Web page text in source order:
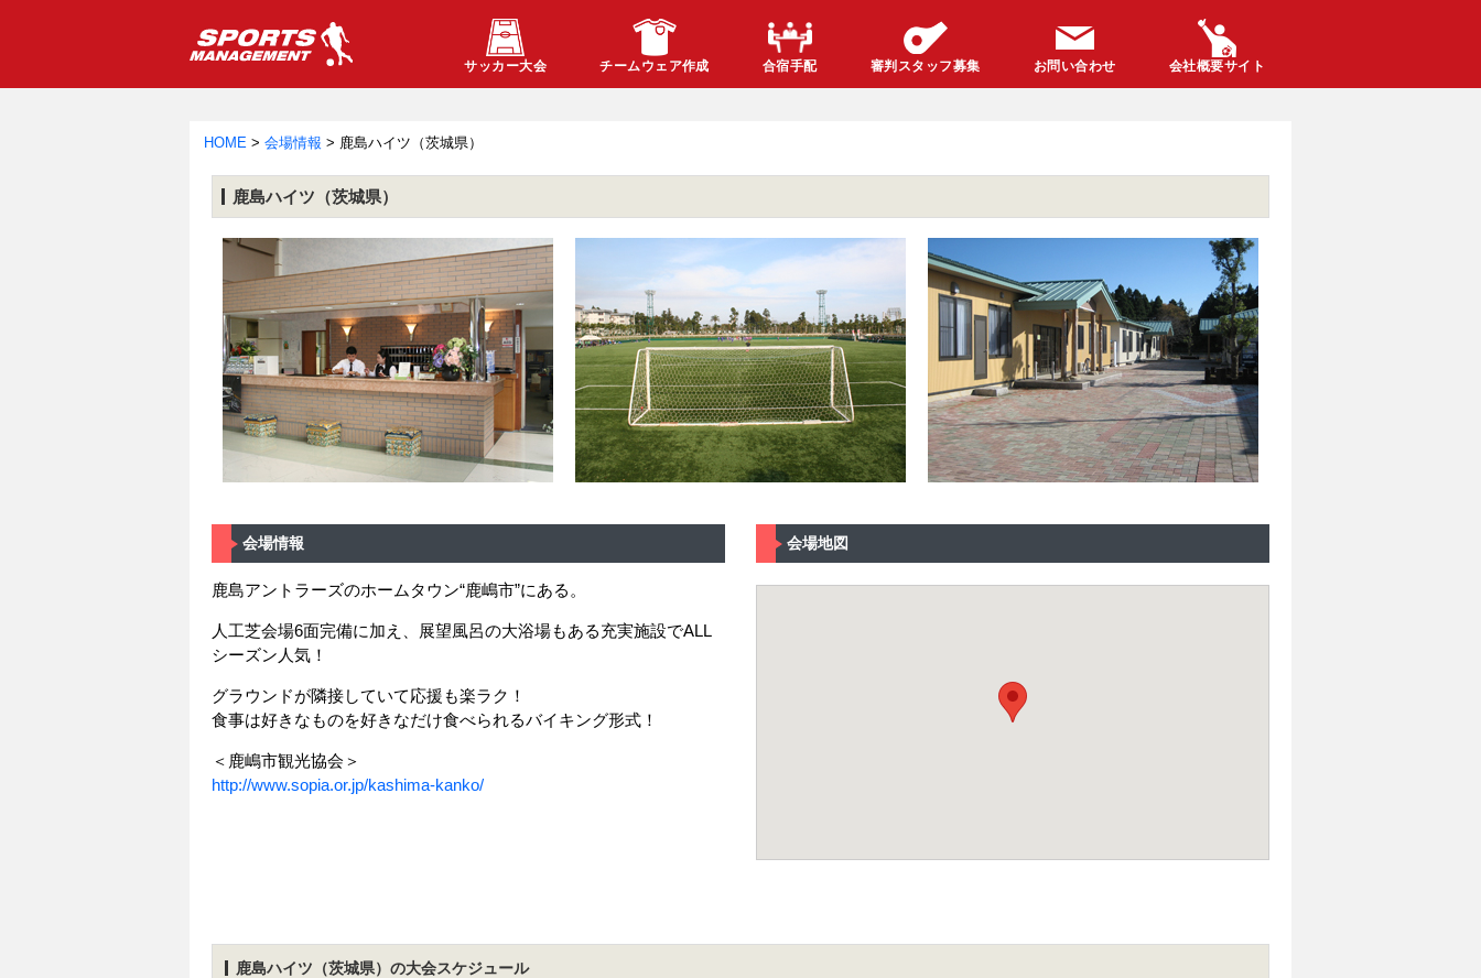
サッカー大会 チームウェア作成 合宿手配 審判スタッフ募集 お問い合わせ 会社概要サイト
HOME > 会場情報 > 鹿島ハイツ（茨城県）
鹿島ハイツ（茨城県）
会場情報
鹿島アントラーズのホームタウン“鹿嶋市”にある。
人工芝会場6面完備に加え、展望風呂の大浴場もある充実施設でALL
シーズン人気！
グラウンドが隣接していて応援も楽ラク！
食事は好きなものを好きなだけ食べられるバイキング形式！
＜鹿嶋市観光協会＞
http://www.sopia.or.jp/kashima-kanko/
会場地図
鹿島ハイツ（茨城県）の大会スケジュール